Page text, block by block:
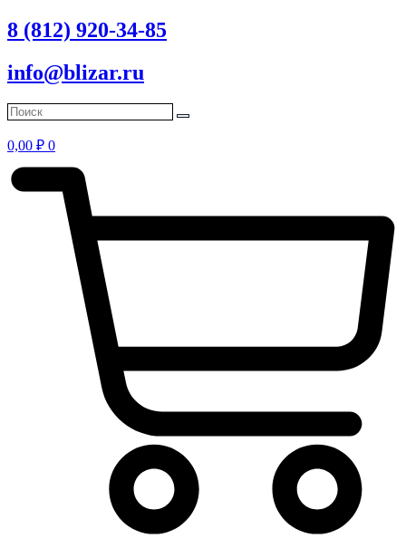
8 (812) 920-34-85
info@blizar.ru
0,00 ₽ 0